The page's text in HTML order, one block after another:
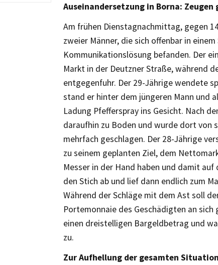
Auseinandersetzung in Borna: Zeugen
Am frühen Dienstagnachmittag, gegen
zweier Männer, die sich offenbar in
Kommunikationslösung befanden. Der
Markt in der Deutzner Straße, während
entgegenfuhr. Der 29-Jährige wendete
stand er hinter dem jüngeren Mann und
Ladung Pfefferspray ins Gesicht. Nach
daraufhin zu Boden und wurde dort von
mehrfach geschlagen. Der 28-Jährige
zu seinem geplanten Ziel, dem
Messer in der Hand haben und damit
den Stich ab und lief dann endlich zum
Während der Schläge mit dem Ast soll
Portemonnaie des Geschädigten an
einen dreistelligen Bargeldbetrag und
zu.
Zur Aufhellung der gesamten